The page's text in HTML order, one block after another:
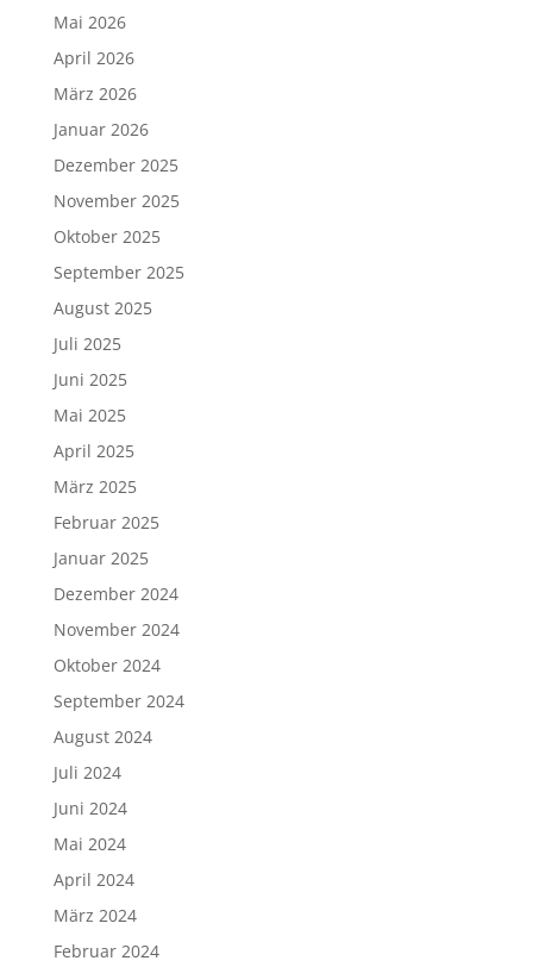
Mai 2026
April 2026
März 2026
Januar 2026
Dezember 2025
November 2025
Oktober 2025
September 2025
August 2025
Juli 2025
Juni 2025
Mai 2025
April 2025
März 2025
Februar 2025
Januar 2025
Dezember 2024
November 2024
Oktober 2024
September 2024
August 2024
Juli 2024
Juni 2024
Mai 2024
April 2024
März 2024
Februar 2024